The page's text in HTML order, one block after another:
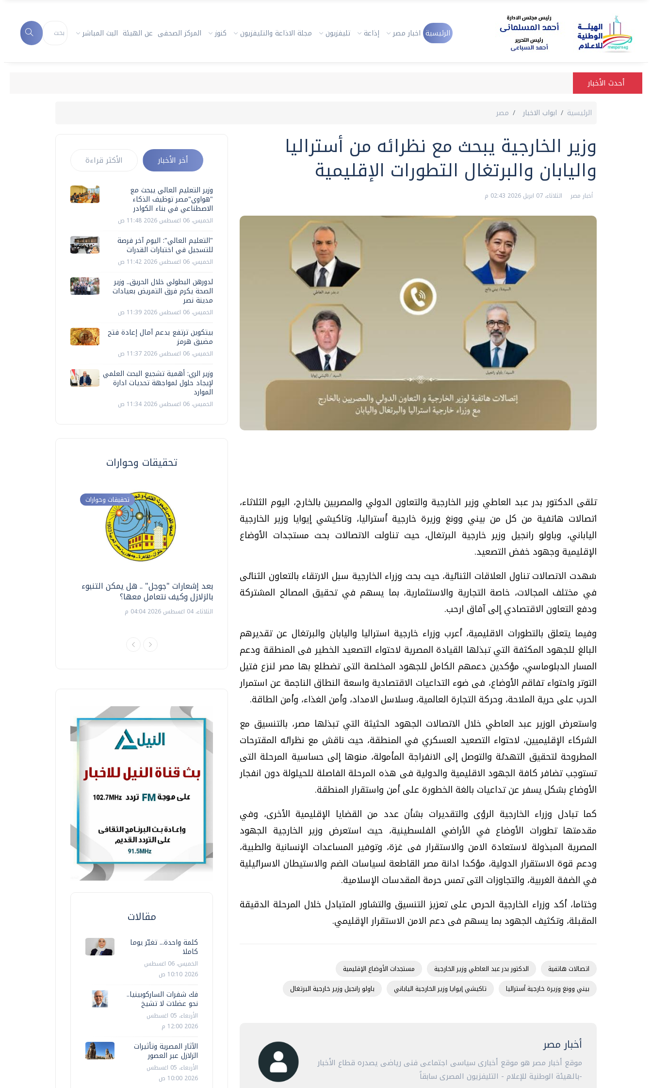
الرئيسية اخبار مصر إذاعة تليفزيون مجلة الاذاعة والتليفزيون كنوز المركز الصحفى عن الهيئة البث المباشر
أحدث الأخبار
الرئيسية ابواب الاخبار مصر
وزير الخارجية يبحث مع نظرائه من أستراليا
واليابان والبرتغال التطورات الإقليمية
أخبار مصر الثلاثاء، 07 ابريل 2026 02:43 م
تلقى الدكتور بدر عبد العاطي وزير الخارجية والتعاون الدولي والمصريين بالخارج، اليوم الثلاثاء،
اتصالات هاتفية من كل من بيني وونغ وزيرة خارجية أستراليا، وتاكيشي إيوايا وزير الخارجية
الياباني، وباولو رانجيل وزير خارجية البرتغال، حيث تناولت الاتصالات بحث مستجدات الأوضاع
الإقليمية وجهود خفض التصعيد.
شهدت الاتصالات تناول العلاقات الثنائية، حيث بحث وزراء الخارجية سبل الارتقاء بالتعاون الثنائى
في مختلف المجالات، خاصة التجارية والاستثمارية، بما يسهم في تحقيق المصالح المشتركة
ودفع التعاون الاقتصادي إلى آفاق ارحب.
وفيما يتعلق بالتطورات الاقليمية، أعرب وزراء خارجية استراليا واليابان والبرتغال عن تقديرهم
البالغ للجهود المكثفة التي تبذلها القيادة المصرية لاحتواء التصعيد الخطير فى المنطقة ودعم
المسار الدبلوماسي، مؤكدين دعمهم الكامل للجهود المخلصة التى تضطلع بها مصر لنزع فتيل
التوتر واحتواء تفاقم الأوضاع، فى ضوء التداعيات الاقتصادية واسعة النطاق الناجمة عن استمرار
الحرب على حرية الملاحة، وحركة التجارة العالمية، وسلاسل الامداد، وأمن الغذاء، وأمن الطاقة.
واستعرض الوزير عبد العاطي خلال الاتصالات الجهود الحثيثة التي تبذلها مصر، بالتنسيق مع
الشركاء الإقليميين، لاحتواء التصعيد العسكري في المنطقة، حيث ناقش مع نظرائه المقترحات
المطروحة لتحقيق التهدئة والتوصل إلى الانفراجة المأمولة، منوها إلى حساسية المرحلة التى
تستوجب تضافر كافة الجهود الاقليمية والدولية فى هذه المرحلة الفاصلة للحيلولة دون انفجار
الأوضاع بشكل يسفر عن تداعيات بالغة الخطورة على أمن واستقرار المنطقة.
كما تبادل وزراء الخارجية الرؤى والتقديرات بشأن عدد من القضايا الإقليمية الأخرى، وفي
مقدمتها تطورات الأوضاع في الأراضي الفلسطينية، حيث استعرض وزير الخارجية الجهود
المصرية المبذولة لاستعادة الامن والاستقرار فى غزة، وتوفير المساعدات الإنسانية والطبية،
ودعم قوة الاستقرار الدولية، مؤكدا ادانة مصر القاطعة لسياسات الضم والاستيطان الاسرائيلية
في الضفة الغربية، والتجاوزات التى تمس حرمة المقدسات الإسلامية.
وختاما، أكد وزراء الخارجية الحرص على تعزيز التنسيق والتشاور المتبادل خلال المرحلة الدقيقة
المقبلة، وتكثيف الجهود بما يسهم فى دعم الامن الاستقرار الإقليمي.
اتصالات هاتفية الدكتور بدر عبد العاطي وزير الخارجية
مستجدات الأوضاع الإقليمية
بيني وونغ وزيرة خارجية أستراليا
تاكيشي إيوايا وزير الخارجية الياباني باولو رانجيل وزير خارجية البرتغال
أخبار مصر
موقع أخبار مصر هو موقع أخبارى سياسى اجتماعى فنى رياضى يصدره قطاع الأخبار
-بالهيئة الوطنية للإعلام - التليفزيون المصرى سابقاً
أخر الأخبار الأكثر قراءة
وزير التعليم العالي يبحث مع
"هواوي"مصر توظيف الذكاء
الاصطناعي في بناء الكوادر
الخميس، 06 اغسطس 2026 11:48 ص
"التعليم العالي": اليوم آخر فرصة
للتسجيل في اختبارات القدرات
الخميس، 06 اغسطس 2026 11:42 ص
لدورهن البطولي خلال الحريق.. وزير
الصحة يكرم فرق التمريض بعيادات
مدينة نصر
الخميس، 06 اغسطس 2026 11:39 ص
بيتكوين ترتفع بدعم آمال إعادة فتح
مضيق هرمز
الخميس، 06 اغسطس 2026 11:37 ص
وزير الري: أهمية تشجيع البحث العلمي
لإيجاد حلول لمواجهة تحديات ادارة
الموارد
الخميس، 06 اغسطس 2026 11:34 ص
تحقيقات وحوارات
تحقيقات وحوارات
بعد إشعارات "جوجل" .. هل يمكن التنبوء
بالزلازل وكيف نتعامل معها؟
الثلاثاء، 04 اغسطس 2026 04:04 م
تحقيقات وحوارات
دليلك للتنسيق الجامعي .. تساؤلات
وإجابات
تحقيقات وحوارات
فيديو.. الإعلام الرقمي.. تقنيات واعدة
وتحديات هائلة
الخميس، 30 يوليو 2026 01:09 م
تحقيقات وحوارات
موجات الطقس الساخنة.. لماذا تحدث وكيف
مقالات
كلمة واحدة... تغيّر يوما
كاملا
الخميس، 06 اغسطس
2026 10:10 ص
فك شفرات الساركوبينيا..
نحو عضلات لا تشيخ
الأربعاء، 05 اغسطس
2026 12:00 م
الآثار المصرية وتأثيرات
الزلازل عبر العصور
الأربعاء، 05 اغسطس
2026 10:00 ص